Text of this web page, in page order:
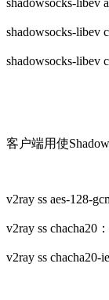
shadowsocks-libev
shadowsocks-libev
客户端用使
v2ray ss aes-128-
v2ray ss chacha20
v2ray ss